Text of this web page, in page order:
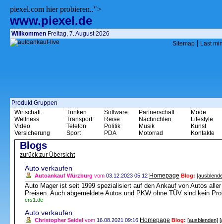
piexel.com hier probieren..">
www.piexel.de
Willkommen Freitag, 7. August 2026
Sitemap | Last
Produkt Gruppen
Wirtschaft
Wellness
Video
Versicherung
Trinken
Transport
Telefon
Sport
Software
Reise
Politik
PDA
Partnerschaft
Nachrichten
Musik
Motorrad
Mode
Lifestyle
Kunst
Kontakte
Blogs
zurück zur Übersicht
Auto verkaufen
Autoankauf Würzburg vom 03.12.2023 05:12 Homepage Blog:
Auto Mager ist seit 1999 spezialisiert auf den Ankauf von Autos
Preisen. Auch abgemeldete Autos und PKW ohne TÜV sind kein
crs1.de
Auto verkaufen
Christopher Seidel vom 16.08.2021 09:16 Homepage Blog: [ausblenden]